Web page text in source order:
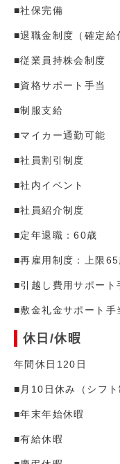
■社保完備
■退職金制度（確定給
■従業員持株会制度
■資格サポート手当
■制服支給
■マイカー通勤可能
■社員割引制度
■社内イベント
■社員紹介制度
■定年退職：60歳
■再雇用制度：上限65
■引越し費用サポート
■敷金礼金サポート手
休日/休暇
年間休日120日
■月10日休み（シフト
■年末年始休暇
■有給休暇